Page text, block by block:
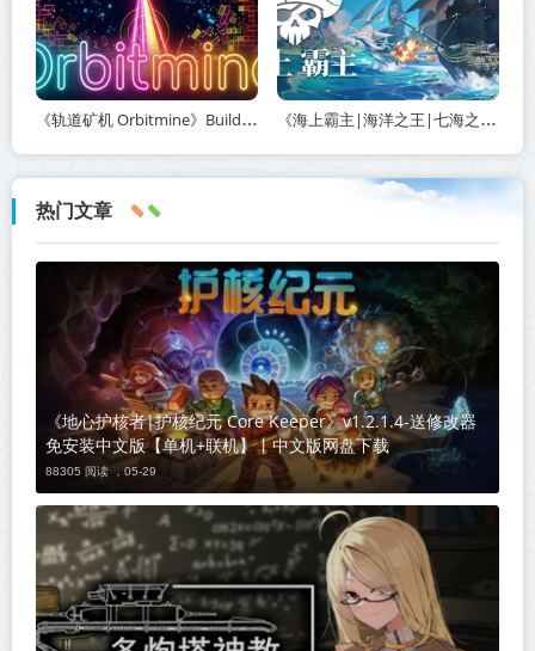
《轨道矿机 Orbitmine》Build.24135737-免安装中文版丨中文版网盘下载 《海上霸主|海洋之王|七海之王 King of Seas》v1.20-免安装中文版丨中文版网盘下载
热门文章
《地心护核者|护核纪元 Core Keeper》v1.2.1.4-送修改器
免安装中文版【单机+联机】丨中文版网盘下载
88305 阅读 ，05-29